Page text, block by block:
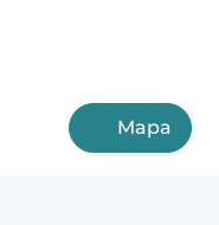
Mapa